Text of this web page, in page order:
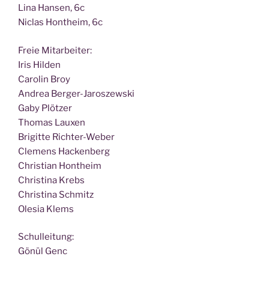
Lina Han­sen, 6c
Nic­las Hont­heim, 6c
Freie Mit­ar­bei­ter:
Iris Hilden
Caro­lin Broy
Andrea Berger-Jaroszewski
Gaby Plötzer
Tho­mas Lauxen
Bri­git­te Richter-Weber
Cle­mens Hackenberg
Chris­ti­an Hontheim
Chris­ti­na Krebs
Chris­ti­na Schmitz
Ole­sia Klems
Schul­lei­tung:
Gönül Genc